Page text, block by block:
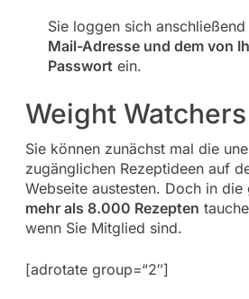
Sie loggen sich
Mail-Adresse und dem von
Passwort ein.
Weight
Sie können zunächst mal die
zugänglichen Rezeptideen auf
Webseite austesten. Doch in die
mehr als 8.000 Rezepten
wenn Sie Mitglied sind.
[adrotate group=“2″]